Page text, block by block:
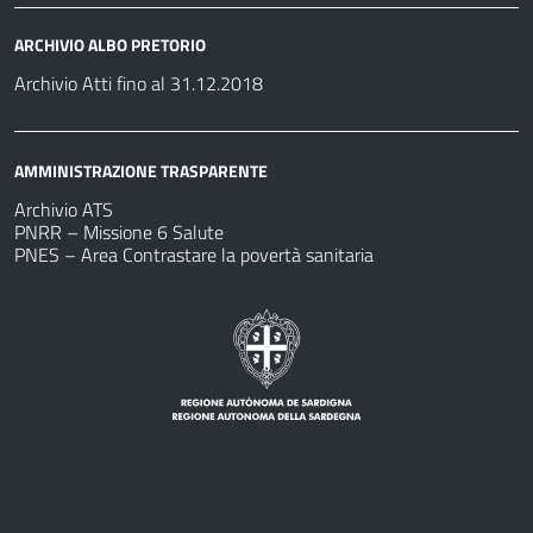
ARCHIVIO ALBO PRETORIO
Archivio Atti fino al 31.12.2018
AMMINISTRAZIONE TRASPARENTE
Archivio ATS
PNRR – Missione 6 Salute
PNES – Area Contrastare la povertà sanitaria